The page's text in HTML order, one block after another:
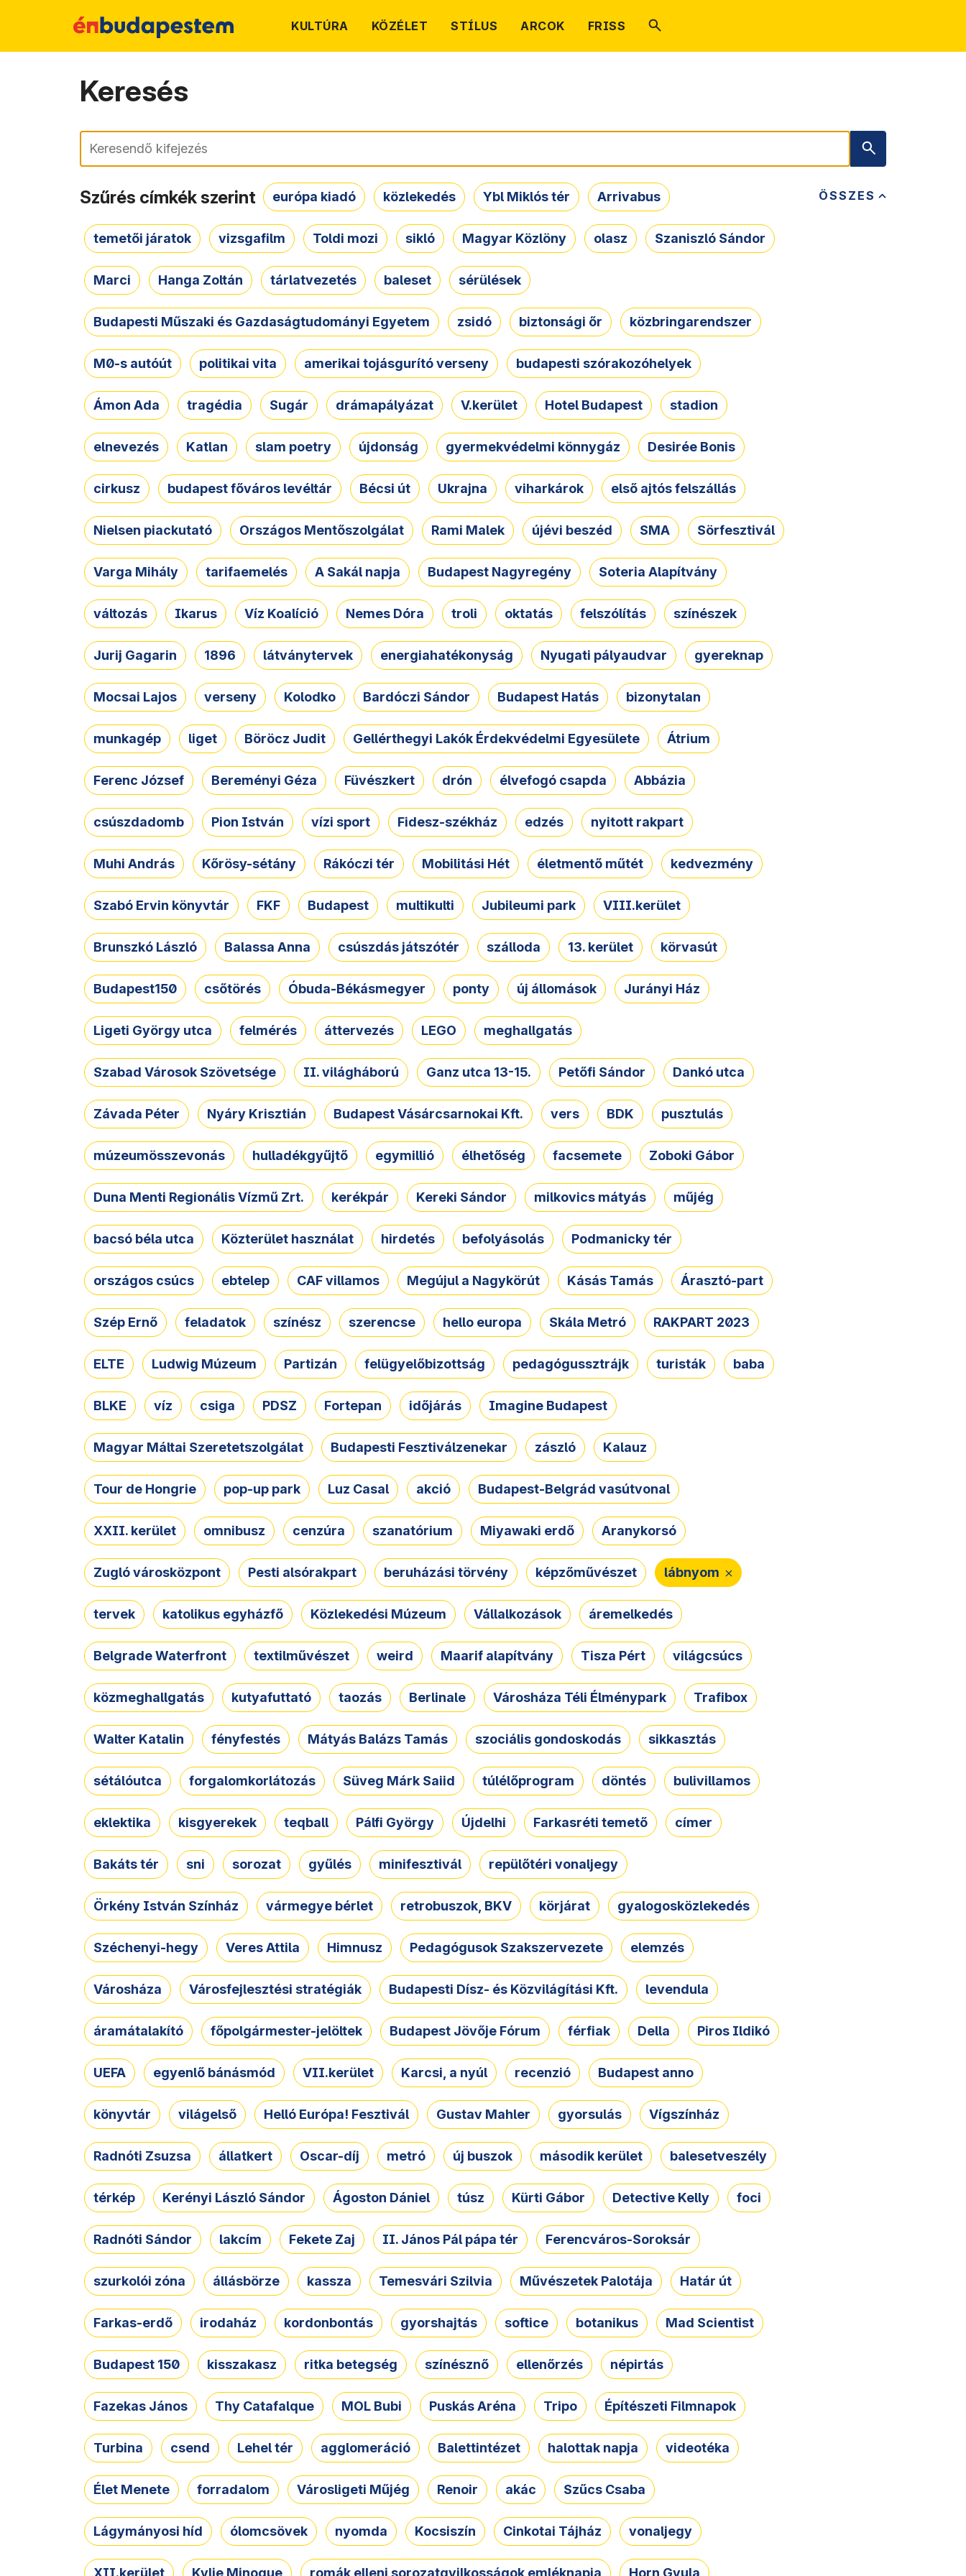
KULTÚRA KÖZÉLET STÍLUS ARCOK FRISS
Keresés
Keresés
ÖSSZES
Szűrés címkék szerint európa kiadó közlekedés Ybl Miklós tér Arrivabus
temetői járatok vizsgafilm Toldi mozi sikló Magyar Közlöny olasz Szaniszló Sándor
Marci Hanga Zoltán tárlatvezetés baleset sérülések
Budapesti Műszaki és Gazdaságtudományi Egyetem zsidó biztonsági őr közbringarendszer
M0-s autóút politikai vita amerikai tojásgurító verseny budapesti szórakozóhelyek
Ámon Ada tragédia Sugár drámapályázat V.kerület Hotel Budapest stadion
elnevezés Katlan slam poetry újdonság gyermekvédelmi könnygáz Desirée Bonis
cirkusz budapest főváros levéltár Bécsi út Ukrajna viharkárok első ajtós felszállás
Nielsen piackutató Országos Mentőszolgálat Rami Malek újévi beszéd SMA Sörfesztivál
Varga Mihály tarifaemelés A Sakál napja Budapest Nagyregény Soteria Alapítvány
változás Ikarus Víz Koalíció Nemes Dóra troli oktatás felszólítás színészek
Jurij Gagarin 1896 látványtervek energiahatékonyság Nyugati pályaudvar gyereknap
Mocsai Lajos verseny Kolodko Bardóczi Sándor Budapest Hatás bizonytalan
munkagép liget Böröcz Judit Gellérthegyi Lakók Érdekvédelmi Egyesülete Átrium
Ferenc József Bereményi Géza Füvészkert drón élvefogó csapda Abbázia
csúszdadomb Pion István vízi sport Fidesz-székház edzés nyitott rakpart
Muhi András Kőrösy-sétány Rákóczi tér Mobilitási Hét életmentő műtét kedvezmény
Szabó Ervin könyvtár FKF Budapest multikulti Jubileumi park VIII.kerület
Brunszkó László Balassa Anna csúszdás játszótér szálloda 13. kerület körvasút
Budapest150 csőtörés Óbuda-Békásmegyer ponty új állomások Jurányi Ház
Ligeti György utca felmérés áttervezés LEGO meghallgatás
Szabad Városok Szövetsége II. világháború Ganz utca 13-15. Petőfi Sándor Dankó utca
Závada Péter Nyáry Krisztián Budapest Vásárcsarnokai Kft. vers BDK pusztulás
múzeumösszevonás hulladékgyűjtő egymillió élhetőség facsemete Zoboki Gábor
Duna Menti Regionális Vízmű Zrt. kerékpár Kereki Sándor milkovics mátyás műjég
bacsó béla utca Közterület használat hirdetés befolyásolás Podmanicky tér
országos csúcs ebtelep CAF villamos Megújul a Nagykörút Kásás Tamás Árasztó-part
Szép Ernő feladatok színész szerencse hello europa Skála Metró RAKPART 2023
ELTE Ludwig Múzeum Partizán felügyelőbizottság pedagógussztrájk turisták baba
BLKE víz csiga PDSZ Fortepan időjárás Imagine Budapest
Magyar Máltai Szeretetszolgálat Budapesti Fesztiválzenekar zászló Kalauz
Tour de Hongrie pop-up park Luz Casal akció Budapest-Belgrád vasútvonal
XXII. kerület omnibusz cenzúra szanatórium Miyawaki erdő Aranykorsó
Zugló városközpont Pesti alsórakpart beruházási törvény képzőművészet lábnyom
tervek katolikus egyházfő Közlekedési Múzeum Vállalkozások áremelkedés
Belgrade Waterfront textilművészet weird Maarif alapítvány Tisza Pért világcsúcs
közmeghallgatás kutyafuttató taozás Berlinale Városháza Téli Élménypark Trafibox
Walter Katalin fényfestés Mátyás Balázs Tamás szociális gondoskodás sikkasztás
sétálóutca forgalomkorlátozás Süveg Márk Saiid túlélőprogram döntés bulivillamos
eklektika kisgyerekek teqball Pálfi György Újdelhi Farkasréti temető címer
Bakáts tér sni sorozat gyűlés minifesztivál repülőtéri vonaljegy
Örkény István Színház vármegye bérlet retrobuszok, BKV körjárat gyalogosközlekedés
Széchenyi-hegy Veres Attila Himnusz Pedagógusok Szakszervezete elemzés
Városháza Városfejlesztési stratégiák Budapesti Dísz- és Közvilágítási Kft. levendula
áramátalakító főpolgármester-jelöltek Budapest Jövője Fórum férfiak Della Piros Ildikó
UEFA egyenlő bánásmód VII.kerület Karcsi, a nyúl recenzió Budapest anno
könyvtár világelső Helló Európa! Fesztivál Gustav Mahler gyorsulás Vígszínház
Radnóti Zsuzsa állatkert Oscar-díj metró új buszok második kerület balesetveszély
térkép Kerényi László Sándor Ágoston Dániel túsz Kürti Gábor Detective Kelly foci
Radnóti Sándor lakcím Fekete Zaj II. János Pál pápa tér Ferencváros-Soroksár
szurkolói zóna állásbörze kassza Temesvári Szilvia Művészetek Palotája Határ út
Farkas-erdő irodaház kordonbontás gyorshajtás softice botanikus Mad Scientist
Budapest 150 kisszakasz ritka betegség színésznő ellenőrzés népirtás
Fazekas János Thy Catafalque MOL Bubi Puskás Aréna Tripo Építészeti Filmnapok
Turbina csend Lehel tér agglomeráció Balettintézet halottak napja videotéka
Élet Menete forradalom Városligeti Műjég Renoir akác Szűcs Csaba
Lágymányosi híd ólomcsövek nyomda Kocsiszín Cinkotai Tájház vonaljegy
XII.kerület Kylie Minogue romák elleni sorozatgyilkosságok emléknapja Horn Gyula